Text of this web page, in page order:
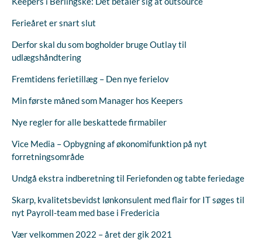
Ferieåret er snart slut
Derfor skal du som bogholder bruge Outlay til
udlægshåndtering
Fremtidens ferietillæg – Den nye ferielov
Min første måned som Manager hos Keepers
Nye regler for alle beskattede firmabiler
Vice Media – Opbygning af økonomifunktion på nyt
forretningsområde
Undgå ekstra indberetning til Feriefonden og tabte feriedage
Skarp, kvalitetsbevidst lønkonsulent med flair for IT søges til
nyt Payroll-team med base i Fredericia
Vær velkommen 2022 – året der gik 2021